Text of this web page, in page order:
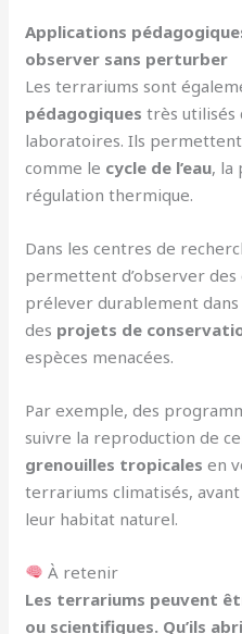
Applications
observer sans perturber
Les terrariums sont
pédagogiques très utilisés
laboratoires. Ils permettent
comme le cycle de l’eau, la
régulation thermique.
Dans les centres de
permettent d’observer des
prélever durablement dans
des projets de
espèces menacées.
Par exemple, des
suivre la reproduction de
grenouilles tropicales en
terrariums climatisés,
leur habitat naturel.
À retenir
Les terrariums peuvent
ou scientifiques. Qu’ils